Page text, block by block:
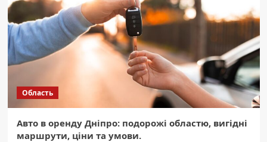
Область
Авто в оренду Дніпро: подорожі областю, вигідні
маршрути, ціни та умови.